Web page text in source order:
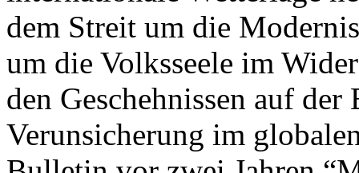
dem Streit um die
um die Volksseele im
den Geschehnissen auf
Verunsicherung im